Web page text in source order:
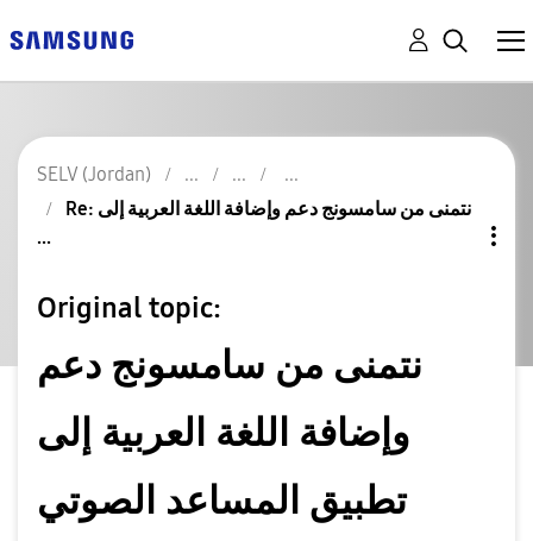
SELV (Jordan)
Re: نتمنى من سامسونج دعم وإضافة اللغة العربية إلى
...
Original topic:
نتمنى من سامسونج دعم
وإضافة اللغة العربية إلى
تطبيق المساعد الصوتي